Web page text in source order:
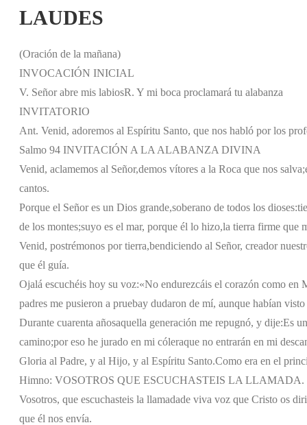
LAUDES
(Oración de la mañana)
INVOCACIÓN INICIAL
V. Señor abre mis labiosR. Y mi boca proclamará tu alabanza
INVITATORIO
Ant. Venid, adoremos al Espíritu Santo, que nos habló por los
Salmo 94 INVITACIÓN A LA ALABANZA DIVINA
Venid, aclamemos al Señor,demos vítores a la Roca que nos salva;
cantos.
Porque el Señor es un Dios grande,soberano de todos los dioses:
de los montes;suyo es el mar, porque él lo hizo,la tierra firme que
Venid, postrémonos por tierra,bendiciendo al Señor, creador
que él guía.
Ojalá escuchéis hoy su voz:«No endurezcáis el corazón como en
padres me pusieron a pruebay dudaron de mí, aunque habían visto
Durante cuarenta añosaquella generación me repugnó, y dije:Es
camino;por eso he jurado en mi cóleraque no entrarán en mi
Gloria al Padre, y al Hijo, y al Espíritu Santo.Como era en el
Himno: VOSOTROS QUE ESCUCHASTEIS LA LLAMADA.
Vosotros, que escuchasteis la llamadade viva voz que Cristo os
que él nos envía.